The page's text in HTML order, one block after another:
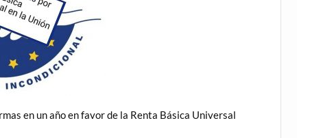
en un año en favor de la Renta Básica Universal